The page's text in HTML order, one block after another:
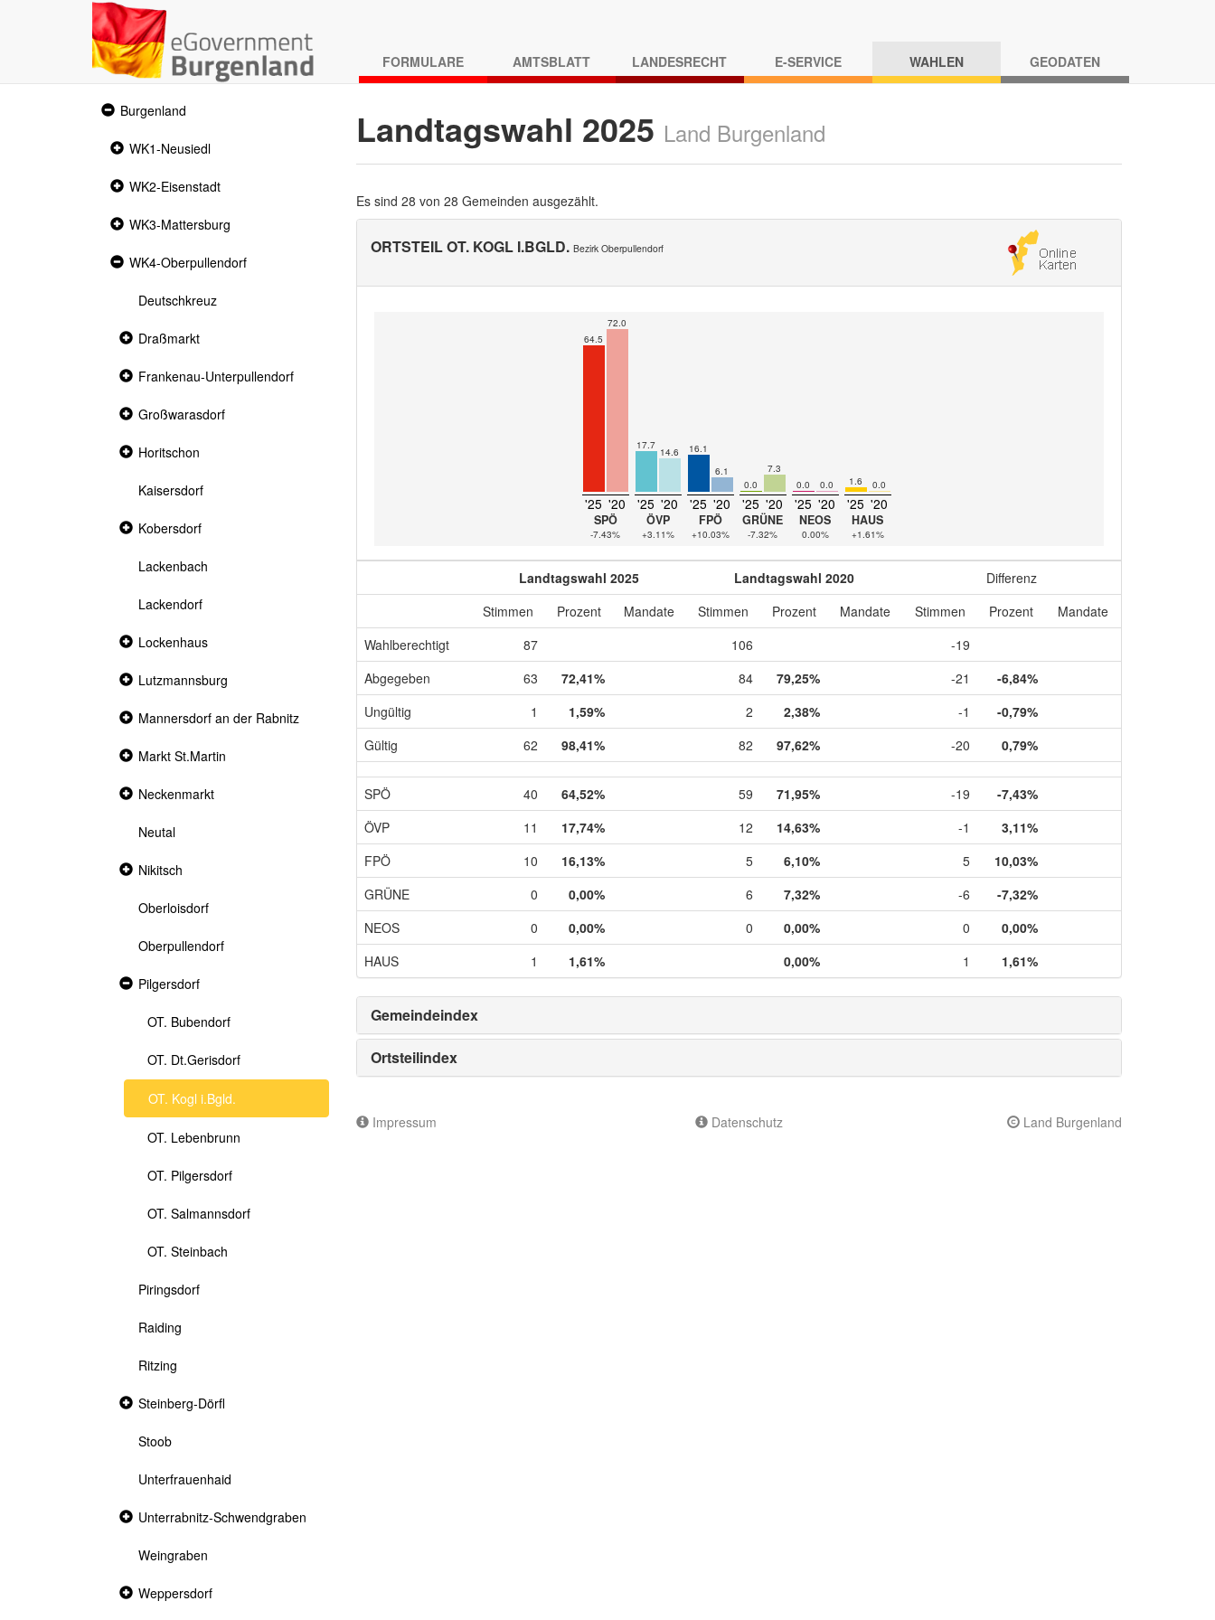
FORMULARE AMTSBLATT LANDESRECHT E-SERVICE WAHLEN GEODATEN
Expanded
section
Burgenland
Collapsed
WK1-Neusiedl
Collapsed
WK2-Eisenstadt
Collapsed
WK3-Mattersburg
Expanded
WK4-Oberpullendorf
Deutschkreuz
Collapsed
Draßmarkt
Collapsed
Frankenau-Unterpullendorf
Collapsed
Großwarasdorf
Collapsed
Horitschon
Kaisersdorf
Collapsed
Kobersdorf
Lackenbach
Lackendorf
Collapsed
Lockenhaus
Collapsed
Lutzmannsburg
Collapsed
Mannersdorf an der Rabnitz
Collapsed
Markt St.Martin
Collapsed
Neckenmarkt
Neutal
Collapsed
Nikitsch
Oberloisdorf
Oberpullendorf
Expanded
section
Pilgersdorf
OT. Bubendorf
OT. Dt.Gerisdorf
OT. Kogl i.Bgld.
OT. Lebenbrunn
OT. Pilgersdorf
OT. Salmannsdorf
OT. Steinbach
Piringsdorf
Raiding
Ritzing
Collapsed
Steinberg-Dörfl
Stoob
Unterfrauenhaid
Collapsed
Unterrabnitz-Schwendgraben
Weingraben
Collapsed
section
Weppersdorf
Landtagswahl 2025 Land Burgenland
Es sind 28 von 28 Gemeinden ausgezählt.
ORTSTEIL OT. KOGL I.BGLD. Bezirk Oberpullendorf
64.5
72.0
'25 '20
SPÖ
-7.43%
17.7
14.6
'25 '20
ÖVP
+3.11%
16.1
6.1
'25 '20
FPÖ
+10.03%
0.0
7.3
'25 '20
GRÜNE
-7.32%
0.0 0.0
'25 '20
NEOS
0.00%
1.6 0.0
'25 '20
HAUS
+1.61%
Landtagswahl 2025 Landtagswahl 2020
Differenz
Stimmen
Prozent Mandate Stimmen Prozent Mandate Stimmen Prozent
Mandate
Wahlberechtigt
87 106
-19
Abgegeben
63 72,41% 84 79,25% -21
-6,84%
Ungültig
1 1,59% 2 2,38% -1
-0,79%
Gültig
62 98,41% 82 97,62% -20 0,79%
SPÖ 40 64,52% 59 71,95% -19
-7,43%
ÖVP
11 17,74% 12 14,63% -1
3,11%
FPÖ
10 16,13% 5 6,10% 5
10,03%
GRÜNE
0 0,00% 6 7,32% -6
-7,32%
NEOS
0 0,00% 0 0,00% 0
0,00%
HAUS
1 1,61% 0,00% 1 1,61%
Gemeindeindex
Ortsteilindex
Impressum Datenschutz Land Burgenland